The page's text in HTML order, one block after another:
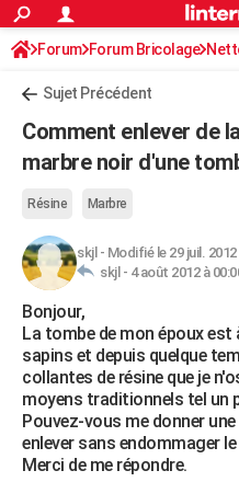
ACTUALITÉS
Politique
Société
Faits Divers
Education
Monde
Villes
+
Programme TV
Streaming
Sorties cinéma
Musique
FINANCE
Retraite
Impôts
Epargne
Immobilier
Risques naturels par ville
Banque
Assurance
Crédit
AUTO
Essais
Réserver un essai
Citadines
Berlines
SUV
Forum auto
HIGH-TECH
Mobiles
Meilleur smartphone
Internet
Ordinateurs
Jeux vidéo
Guide high-tech
BRICOLAGE
Forum
Aménagement intérieur
Extérieur
Cuisine
Salle de bains
Jardinage
Rangement
WEEK-END
Guides de France
Escapades
Patrimoine
Expositions
Musées
Week-end nature
+LIFESTYLE
Art de vivre
Bien-être
Loisirs
Mode
Modes de vie
SANTE
Alimentation
Guide de la santé
Maladies
Médicaments
Sommeil
VOYAGE
Forum Forum Bricolage
Sujet Précédent
Comment enlever de
marbre noir d'une
Résine Marbre
skjl - Modifié le 29 juil. 2012
skjl - 4 août 2012 à
Bonjour,
La tombe de mon époux
sapins et depuis quelque
collantes de résine que je
moyens traditionnels tel un
Pouvez-vous me donner
enlever sans endommager
Merci de me répondre.